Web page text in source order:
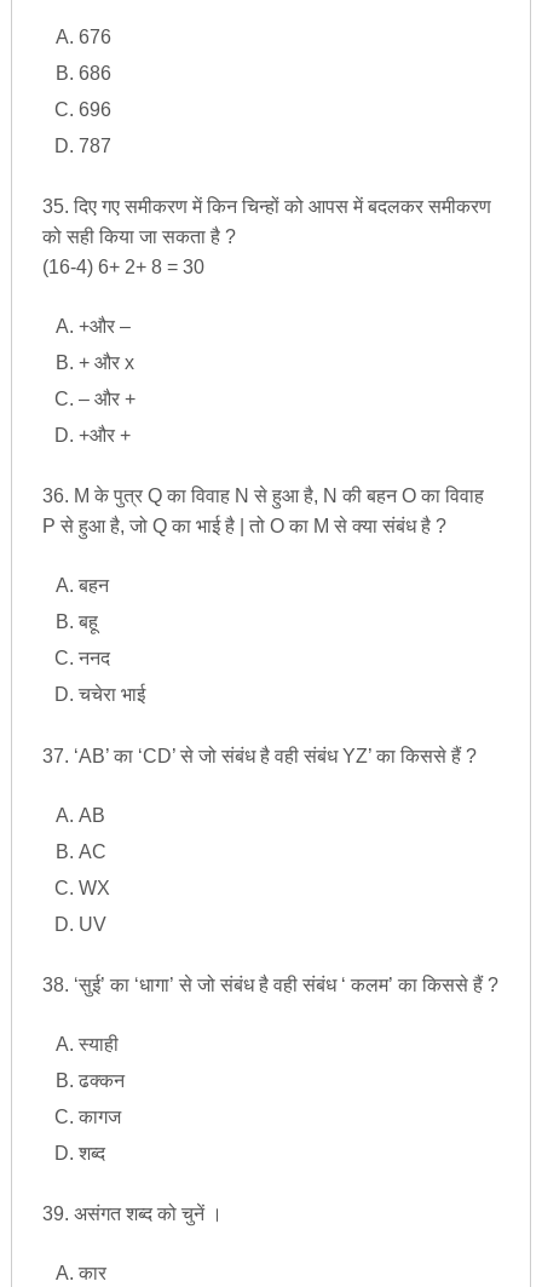
676
686
696
787
35. दिए गए समीकरण में किन चिन्हों को आपस में बदलकर समीकरण
को सही किया जा सकता है ?
(16-4) 6+ 2+ 8 = 30
+और –
+ और x
– और +
+और +
36. M के पुत्र Q का विवाह N से हुआ है, N की बहन O का विवाह
P से हुआ है, जो Q का भाई है | तो O का M से क्या संबंध है ?
बहन
बहू
ननद
चचेरा भाई
37. ‘AB’ का ‘CD’ से जो संबंध है वही संबंध YZ’ का किससे हैं ?
AB
AC
WX
UV
38. ‘सुई’ का ‘धागा’ से जो संबंध है वही संबंध ‘ कलम’ का किससे हैं ?
स्याही
ढक्कन
कागज
शब्द
39. असंगत शब्द को चुनें ।
कार